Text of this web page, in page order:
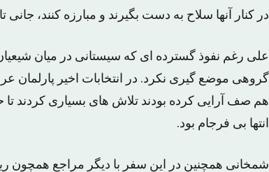
در کنار آنها سلاح به دست بگیرند و مبارزه کنند، جانی
علی رغم نفوذ گسترده ای که سیستانی در میان
گروهی موضع گیری نکرد. در انتخابات اخیر پارلمان
هم صف آرایی کرده بودند تلاش های بسیاری کردند تا
انتها بی فرجام بود.
شمخانی همچنین در این سفر با دیگر مراجع همچون